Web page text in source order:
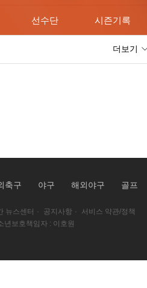
선수단 시즌기록
더보기
축구 야구 해외야구 골프
뉴스센터 · 공지사항 ·
서비스 약관/정책
년보호책임자 : 이호원